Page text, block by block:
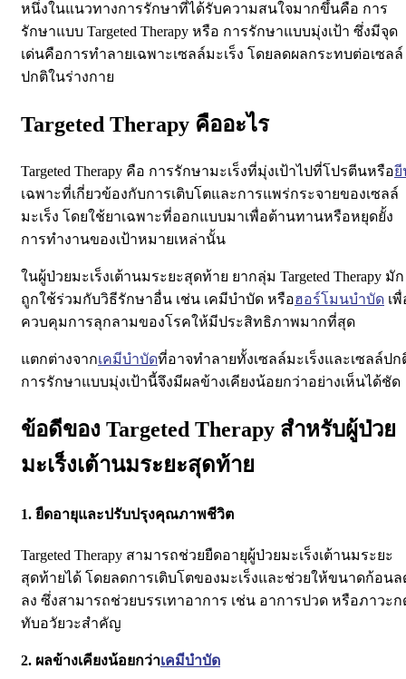
หนึ่งในแนวทางการรักษาที่ได้รับความสนใจมากขึ้นคือ การ
รักษาแบบ Targeted Therapy หรือ การรักษาแบบมุ่งเป้า ซึ่งมีจุด
เด่นคือการทำลายเฉพาะเซลล์มะเร็ง โดยลดผลกระทบต่อเซลล์
ปกติในร่างกาย
Targeted Therapy คืออะไร
Targeted Therapy คือ การรักษามะเร็งที่มุ่งเป้าไปที่โปรตีนหรือยี
เฉพาะที่เกี่ยวข้องกับการเติบโตและการแพร่กระจายของเซลล์
มะเร็ง โดยใช้ยาเฉพาะที่ออกแบบมาเพื่อต้านทานหรือหยุดยั้ง
การทำงานของเป้าหมายเหล่านั้น
ในผู้ป่วยมะเร็งเต้านมระยะสุดท้าย ยากลุ่ม Targeted Therapy มัก
ถูกใช้ร่วมกับวิธีรักษาอื่น เช่น เคมีบำบัด หรือฮอร์โมนบำบัด เ
ควบคุมการลุกลามของโรคให้มีประสิทธิภาพมากที่สุด
แตกต่างจากเคมีบำบัดที่อาจทำลายทั้งเซลล์มะเร็งและเซลล์ปก
การรักษาแบบมุ่งเป้านี้จึงมีผลข้างเคียงน้อยกว่าอย่างเห็นได้ชัด
ข้อดีของ Targeted Therapy สำหรับผู้ป่วย
มะเร็งเต้านมระยะสุดท้าย
1. ยืดอายุและปรับปรุงคุณภาพชีวิต
Targeted Therapy สามารถช่วยยืดอายุผู้ป่วยมะเร็งเต้านมระยะ
สุดท้ายได้ โดยลดการเติบโตของมะเร็งและช่วยให้ขนาดก้อนล
ลง ซึ่งสามารถช่วยบรรเทาอาการ เช่น อาการปวด หรือภาวะก
ทับอวัยวะสำคัญ
2. ผลข้างเคียงน้อยกว่าเคมีบำบัด